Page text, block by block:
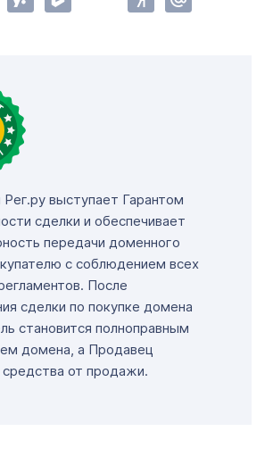
Рег.ру выступает Гарантом
сделки и обеспечивает
передачи доменного
с соблюдением всех
После
сделки по покупке домена
становится полноправным
домена, а Продавец
средства от продажи.